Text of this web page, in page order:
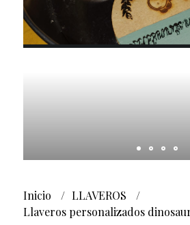
Inicio
LLAVEROS
Llaveros personalizados